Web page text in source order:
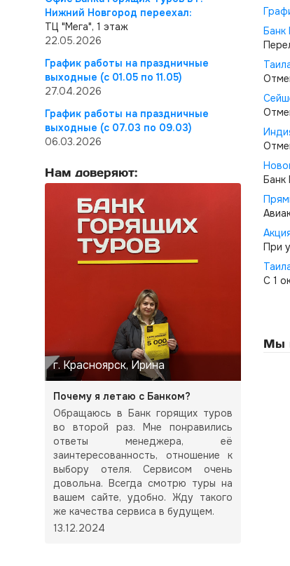
Нижний Новгород переехал:
ТЦ "Мега", 1 этаж
22.05.2026
График работы на праздничные
выходные (с 01.05 по 11.05)
27.04.2026
График работы на праздничные
выходные (с 07.03 по 09.03)
06.03.2026
Нам доверяют:
г. Красноярск, Ирина
Почему я летаю с Банком?
Обращаюсь в Банк горящих туров
во второй раз. Мне понравились
ответы менеджера, её
заинтересованность, отношение к
выбору отеля. Сервисом очень
довольна. Всегда смотрю туры на
вашем сайте, удобно. Жду такого
же качества сервиса в будущем.
13.12.2024
Банк
Банк
При
С 1
Мы